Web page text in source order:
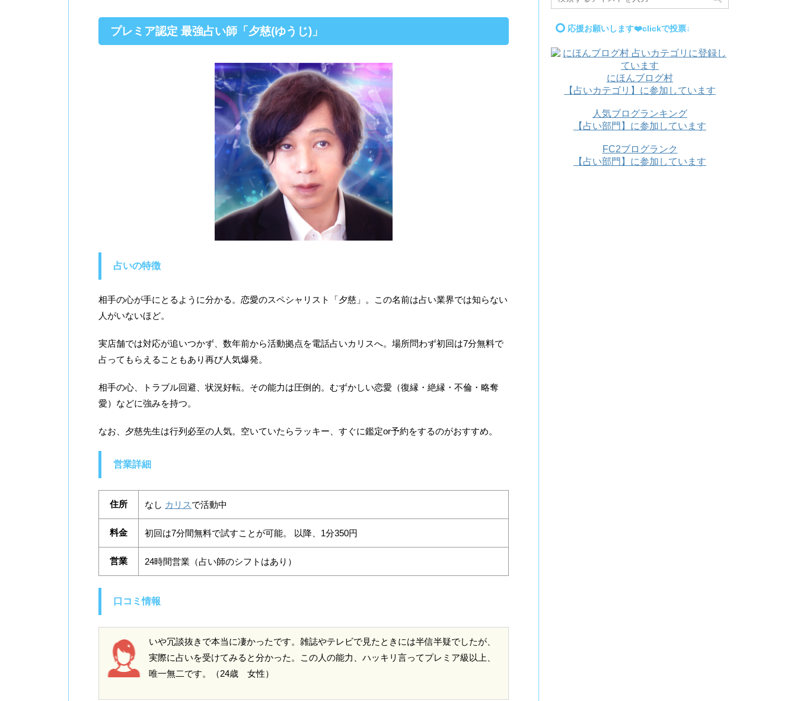
プレミア認定 最強占い師「夕慈(ゆうじ)」
占いの特徴
相手の心が手にとるように分かる。恋愛のスペシャリスト「夕慈」。この名前は占い業界では知らない
人がいないほど。
実店舗では対応が追いつかず、数年前から活動拠点を電話占いカリスへ。場所問わず初回は7分無料で
占ってもらえることもあり再び人気爆発。
相手の心、トラブル回避、状況好転。その能力は圧倒的。むずかしい恋愛（復縁・絶縁・不倫・略奪
愛）などに強みを持つ。
なお、夕慈先生は行列必至の人気。空いていたらラッキー、すぐに鑑定or予約をするのがおすすめ。
営業詳細
住所 なし カリスで活動中
料金 初回は7分間無料で試すことが可能。 以降、1分350円
営業 24時間営業（占い師のシフトはあり）
口コミ情報
いや冗談抜きで本当に凄かったです。雑誌やテレビで見たときには半信半疑でしたが、
実際に占いを受けてみると分かった。この人の能力、ハッキリ言ってプレミア級以上、
唯一無二です。（24歳 女性）
応援お願いします❤️clickで投票↓
にほんブログ村
【占いカテゴリ】に参加しています
人気ブログランキング
【占い部門】に参加しています
FC2ブログランク
【占い部門】に参加しています